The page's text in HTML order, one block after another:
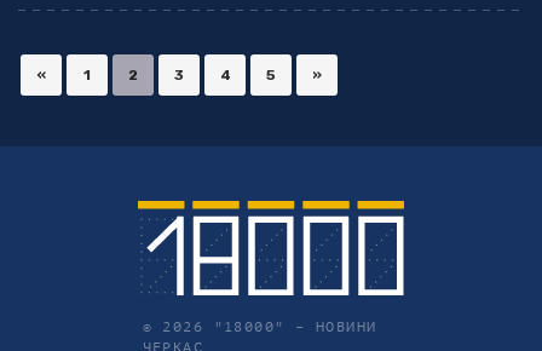
« 1 2 3 4 5 »
© 2026 "18000" – НОВИНИ